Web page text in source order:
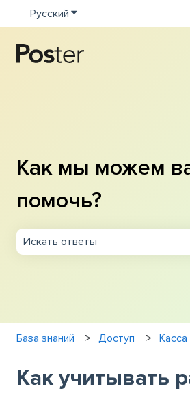
Русский Показать подменю для
Как мы можем
помочь?
База знаний Доступ Касса
Как учитывать